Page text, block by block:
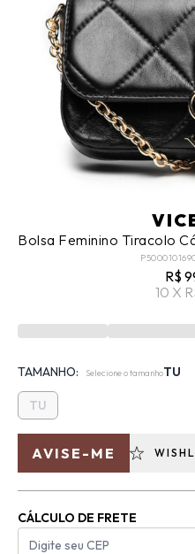
Bolsa Feminino Tiracolo
R$
10 X
TAMANHO: Selecione o tamanhoTU
TU
AVISE-ME
CÁLCULO DE FRETE